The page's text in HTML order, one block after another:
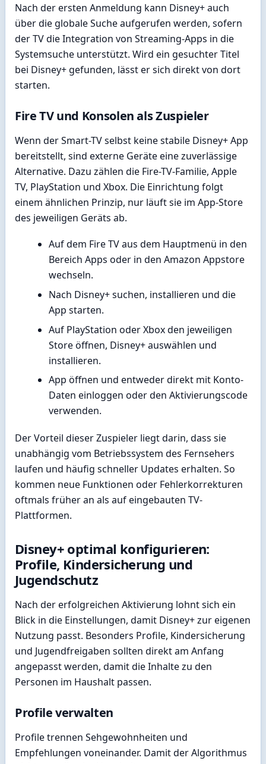
Nach der ersten Anmeldung kann Disney+ auch
über die globale Suche aufgerufen werden, sofern
der TV die Integration von Streaming-Apps in die
Systemsuche unterstützt. Wird ein gesuchter Titel
bei Disney+ gefunden, lässt er sich direkt von dort
starten.
Fire TV und Konsolen als Zuspieler
Wenn der Smart-TV selbst keine stabile Disney+ App
bereitstellt, sind externe Geräte eine zuverlässige
Alternative. Dazu zählen die Fire-TV-Familie, Apple
TV, PlayStation und Xbox. Die Einrichtung folgt
einem ähnlichen Prinzip, nur läuft sie im App-Store
des jeweiligen Geräts ab.
Auf dem Fire TV aus dem Hauptmenü in den
Bereich Apps oder in den Amazon Appstore
wechseln.
Nach Disney+ suchen, installieren und die
App starten.
Auf PlayStation oder Xbox den jeweiligen
Store öffnen, Disney+ auswählen und
installieren.
App öffnen und entweder direkt mit Konto-
Daten einloggen oder den Aktivierungscode
verwenden.
Der Vorteil dieser Zuspieler liegt darin, dass sie
unabhängig vom Betriebssystem des Fernsehers
laufen und häufig schneller Updates erhalten. So
kommen neue Funktionen oder Fehlerkorrekturen
oftmals früher an als auf eingebauten TV-
Plattformen.
Disney+ optimal konfigurieren:
Profile, Kindersicherung und
Jugendschutz
Nach der erfolgreichen Aktivierung lohnt sich ein
Blick in die Einstellungen, damit Disney+ zur eigenen
Nutzung passt. Besonders Profile, Kindersicherung
und Jugendfreigaben sollten direkt am Anfang
angepasst werden, damit die Inhalte zu den
Personen im Haushalt passen.
Profile verwalten
Profile trennen Sehgewohnheiten und
Empfehlungen voneinander. Damit der Algorithmus